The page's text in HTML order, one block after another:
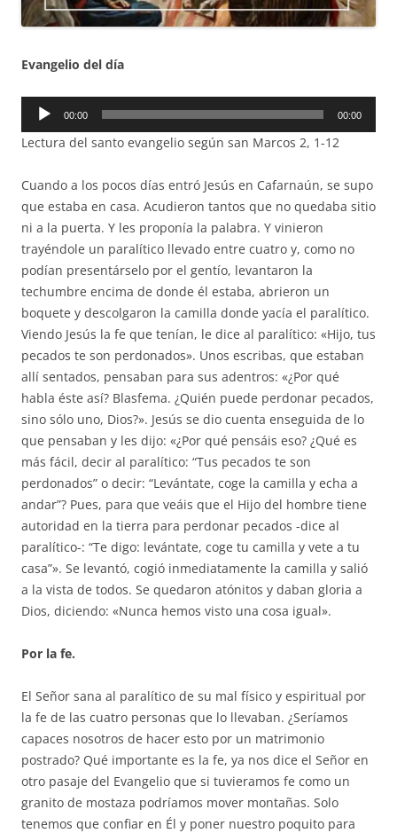
Evangelio del día
Reproductor
audio
00:00 00:00
Lectura del santo evangelio según san Marcos 2, 1-12
Cuando a los pocos días entró Jesús en Cafarnaún, se supo
que estaba en casa. Acudieron tantos que no quedaba sitio
ni a la puerta. Y les proponía la palabra. Y vinieron
trayéndole un paralítico llevado entre cuatro y, como no
podían presentárselo por el gentío, levantaron la
techumbre encima de donde él estaba, abrieron un
boquete y descolgaron la camilla donde yacía el paralítico.
Viendo Jesús la fe que tenían, le dice al paralítico: «Hijo, tus
pecados te son perdonados». Unos escribas, que estaban
allí sentados, pensaban para sus adentros: «¿Por qué
habla éste así? Blasfema. ¿Quién puede perdonar pecados,
sino sólo uno, Dios?». Jesús se dio cuenta enseguida de lo
que pensaban y les dijo: «¿Por qué pensáis eso? ¿Qué es
más fácil, decir al paralítico: “Tus pecados te son
perdonados” o decir: “Levántate, coge la camilla y echa a
andar”? Pues, para que veáis que el Hijo del hombre tiene
autoridad en la tierra para perdonar pecados -dice al
paralítico-: “Te digo: levántate, coge tu camilla y vete a tu
casa”». Se levantó, cogió inmediatamente la camilla y salió
a la vista de todos. Se quedaron atónitos y daban gloria a
Dios, diciendo: «Nunca hemos visto una cosa igual».
Por la fe.
El Señor sana al paralítico de su mal físico y espiritual por
la fe de las cuatro personas que lo llevaban. ¿Seríamos
capaces nosotros de hacer esto por un matrimonio
postrado? Qué importante es la fe, ya nos dice el Señor en
otro pasaje del Evangelio que si tuvieramos fe como un
granito de mostaza podríamos mover montañas. Solo
tenemos que confiar en Él y poner nuestro poquito para